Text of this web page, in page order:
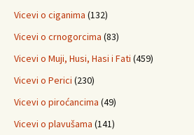
Vicevi o ciganima (132)
Vicevi o crnogorcima (83)
Vicevi o Muji, Husi, Hasi i Fati (459)
Vicevi o Perici (230)
Vicevi o piroćancima (49)
Vicevi o plavušama (141)